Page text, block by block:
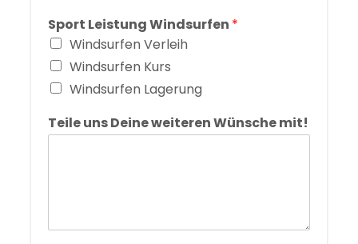
Sport Leistung Windsurfen *
Windsurfen Verleih
Windsurfen Kurs
Windsurfen Lagerung
Teile uns Deine weiteren Wünsche mit!